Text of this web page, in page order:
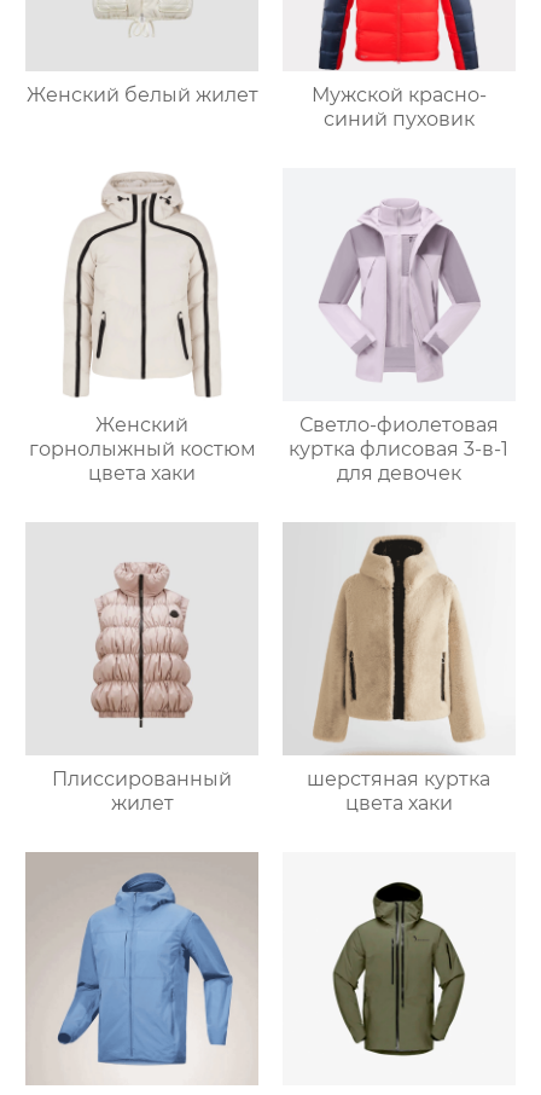
Женский белый жилет
Мужской красно-
синий пуховик
Женский
горнолыжный костюм
цвета хаки
Светло-фиолетовая
куртка флисовая 3-в-1
для девочек
Плиссированный
жилет
шерстяная куртка
цвета хаки